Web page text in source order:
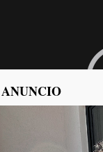
ANUNCIO